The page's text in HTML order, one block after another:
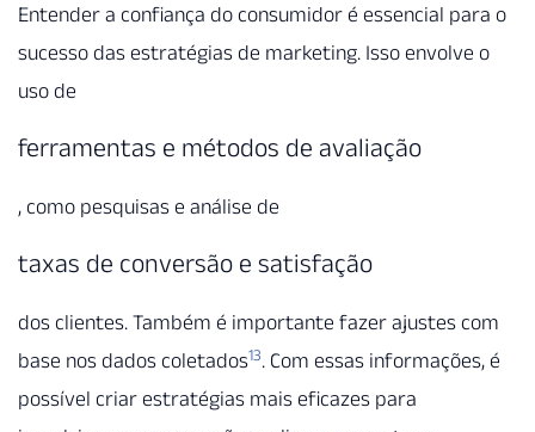
Entender a confiança do consumidor é essencial para o
sucesso das estratégias de marketing. Isso envolve o
uso de
ferramentas e métodos de avaliação
, como pesquisas e análise de
taxas de conversão e satisfação
dos clientes. Também é importante fazer ajustes com
base nos dados coletados13. Com essas informações, é
possível criar estratégias mais eficazes para